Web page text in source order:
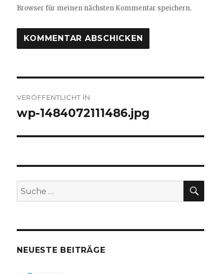
Browser für meinen nächsten Kommentar speichern.
VERÖFFENTLICHT IN
wp-1484072111486.jpg
Suche
nach:
NEUESTE BEITRÄGE